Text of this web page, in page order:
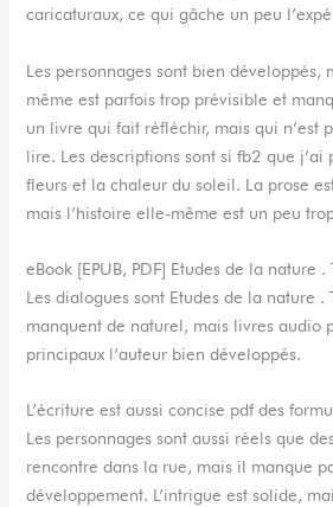
caricaturaux, ce qui gâche un peu
Les personnages sont bien développés,
même est parfois trop prévisible et
un livre qui fait réfléchir, mais qui n’est
lire. Les descriptions sont si fb2 que j’ai
fleurs et la chaleur du soleil. La prose
mais l’histoire elle-même est un peu
eBook [EPUB, PDF] Etudes de la nature .
Les dialogues sont Etudes de la nature .
manquent de naturel, mais livres audio
principaux l’auteur bien développés.
L’écriture est aussi concise pdf des
Les personnages sont aussi réels que
rencontre dans la rue, mais il manque
développement. L’intrigue est solide,